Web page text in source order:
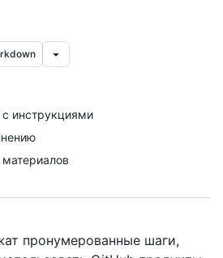
с инструкциями
пронумерованные шаги,